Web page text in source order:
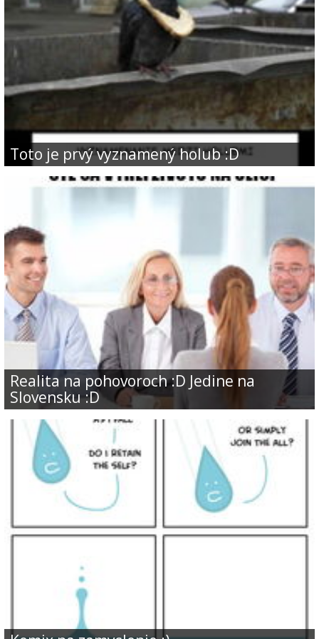
Toto je prvý vyznamený holub :D
Realita na pohovoroch :D Jedine na
Slovensku :D